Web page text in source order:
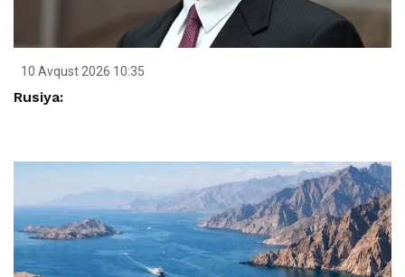
10 Avqust 2026 10:35
Rusiya: